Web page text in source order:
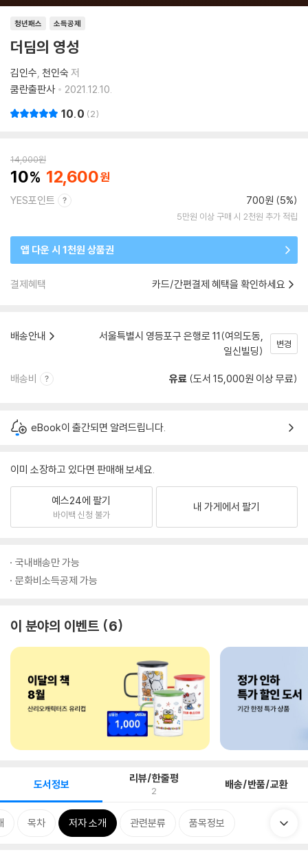
소득공제
청년패스
더딤의 영성
김인수 천인숙 저
쿰란출판사
2021.12.10.
10.0 2
14,000원
10 12,600
YES포인트 700원 (5%)
5만원 이상 구매 시 2천원 추가 적립
앱 다운 시 1천원 상품권
결제혜택 카드/간편결제 혜택을 확인하세요
배송안내
서울특별시 영등포구 은행로 11(여의도동,
일신빌딩)
변경
배송비 유료 (도서 15,000원 이상 무료)
eBook이 출간되면 알려드립니다.
이미 소장하고 있다면 판매해 보세요.
예스24에 팔기
바이백 신청 불가
내 가게에서 팔기
국내배송만 가능
문화비소득공제 가능
이 분야의 이벤트 6
도서정보 리뷰/한줄평
2 배송/반품/교환
목차 저자 소개 관련분류 품목정보